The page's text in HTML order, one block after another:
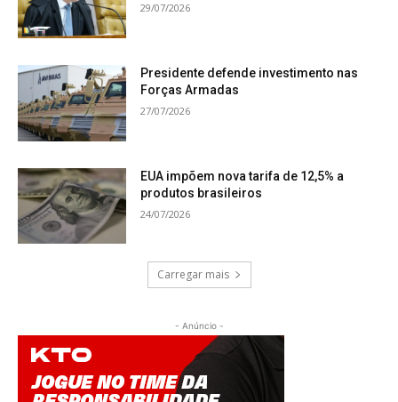
29/07/2026
Presidente defende investimento nas
Forças Armadas
27/07/2026
EUA impõem nova tarifa de 12,5% a
produtos brasileiros
24/07/2026
Carregar mais
- Anúncio -